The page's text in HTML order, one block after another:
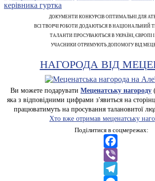
ДОКУМЕНТИ КОНКУРСІВ ОПТИМАЛЬНІ ДЛЯ
ВСІ ТВОРЧІ РОБОТИ ДОДАЮТЬСЯ В НАЦІОНАЛЬНИЙ
ТАЛАНТИ ПРОСУВАЮТЬСЯ В УКРАЇНІ, ЄВРОПІ І
УЧАСНИКИ ОТРИМУЮТЬ ДОПОМОГУ ВІД
НАГОРОДА ВІД
Ви можете подарувати Меценатську нагороду
яка з відповідними цифрами з'явиться на
працюватимуть на просування талановитої
Хто вже отримав меценатську
Поділитися в соцмережах:
Facebook
Viber